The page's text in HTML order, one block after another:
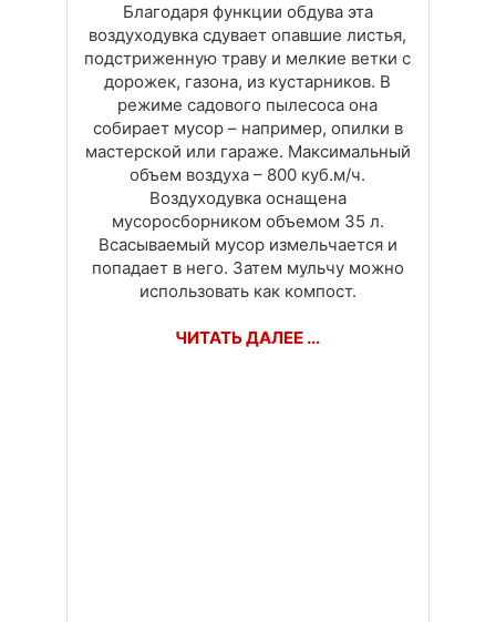
Благодаря функции обдува эта
воздуходувка сдувает опавшие листья,
подстриженную траву и мелкие ветки с
дорожек, газона, из кустарников. В
режиме садового пылесоса она
собирает мусор – например, опилки в
мастерской или гараже. Максимальный
объем воздуха – 800 куб.м/ч.
Воздуходувка оснащена
мусоросборником объемом 35 л.
Всасываемый мусор измельчается и
попадает в него. Затем мульчу можно
использовать как компост.
ЧИТАТЬ ДАЛЕЕ ...